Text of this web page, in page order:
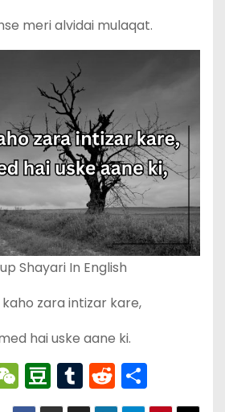
meri alvidai mulaqat.
Shayari In English
zara intizar kare,
hai uske aane ki.
W
e
D
o
T
u
R
e 享